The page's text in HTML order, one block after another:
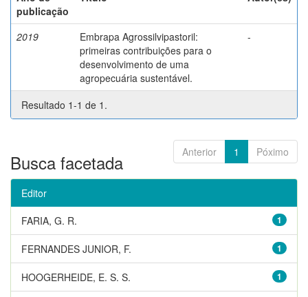
publicação
2019
Embrapa Agrossilvipastoril:
primeiras contribuições para o
desenvolvimento de uma
agropecuária sustentável.
-
Resultado 1-1 de 1.
Anterior 1 Póximo
Busca facetada
Editor
1
FARIA, G. R.
1
FERNANDES JUNIOR, F.
1
HOOGERHEIDE, E. S. S.